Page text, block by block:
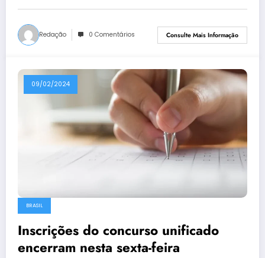
Redação 0 Comentários Consulte Mais Informação
09/02/2024
BRASIL
Inscrições do concurso unificado
encerram nesta sexta-feira